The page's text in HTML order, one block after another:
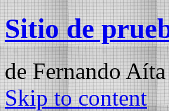
Sitio de
de Fernando Aíta
Skip to content